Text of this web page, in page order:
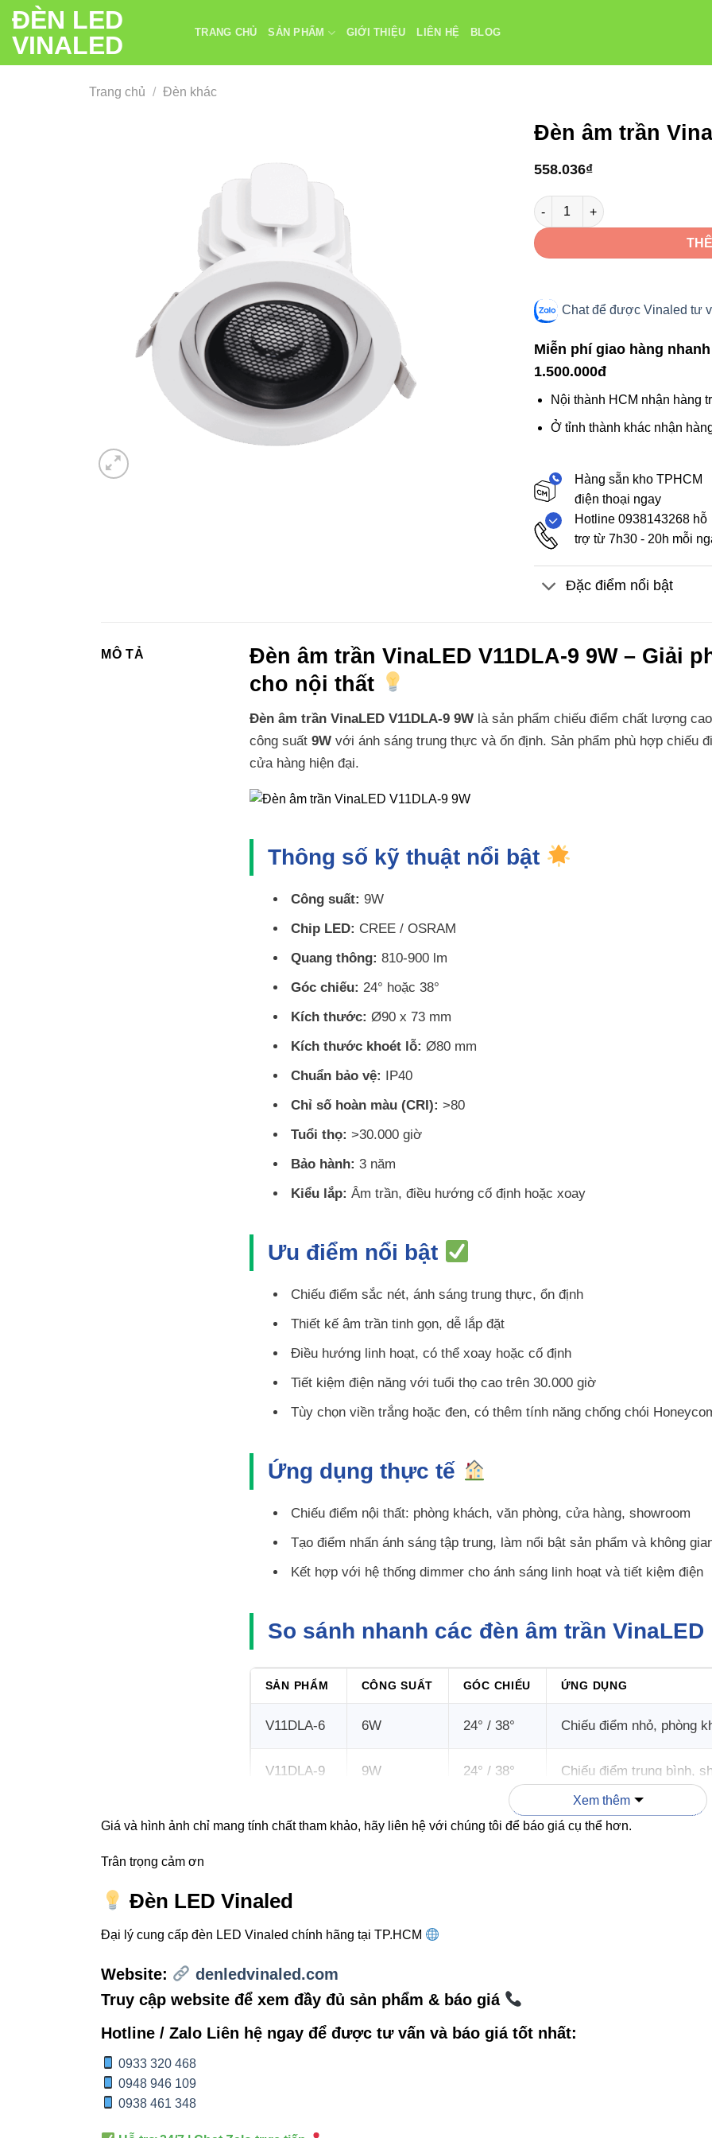
Chuyển
đến
nội
dung
ĐÈN LED
VINALED
TRANG CHỦ SẢN PHẨM GIỚI THIỆU LIÊN HỆ BLOG
Trang chủ / Đèn khác
Đèn âm trần
558.036₫
Đèn âm trần VinaLED V11DLA-9
Chat để được Vinaled tư
Miễn phí giao hàng
1.500.000đ
Nội thành HCM nhận hàng
Ở tỉnh thành khác nhận
Hàng sẵn kho TPHCM
điện thoại ngay
Hotline 0938143268 hỗ
trợ từ 7h30 - 20h mỗi
Đặc điểm nổi bật
MÔ TẢ
Đèn âm trần VinaLED V11DLA-9 9W – Giải
cho nội thất
Đèn âm trần VinaLED V11DLA-9 9Wlà sản phẩm chiếu điểm chất lượng
công suất 9Wvới ánh sáng trung thực và ổn định. Sản phẩm phù hợp chiếu
cửa hàng hiện đại.
Thông số kỹ thuật nổi bật
Công suất: 9W
Chip LED: CREE / OSRAM
Quang thông: 810-900 lm
Góc chiếu: 24° hoặc 38°
Kích thước: Ø90 x 73 mm
Kích thước khoét lỗ: Ø80 mm
Chuẩn bảo vệ: IP40
Chỉ số hoàn màu (CRI): >80
Tuổi thọ: >30.000 giờ
Bảo hành: 3 năm
Kiểu lắp: Âm trần, điều hướng cố định hoặc xoay
Ưu điểm nổi bật
Chiếu điểm sắc nét, ánh sáng trung thực, ổn định
Thiết kế âm trần tinh gọn, dễ lắp đặt
Điều hướng linh hoạt, có thể xoay hoặc cố định
Tiết kiệm điện năng với tuổi thọ cao trên 30.000 giờ
Tùy chọn viền trắng hoặc đen, có thêm tính năng chống chói
Ứng dụng thực tế
Chiếu điểm nội thất: phòng khách, văn phòng, cửa hàng, showroom
Tạo điểm nhấn ánh sáng tập trung, làm nổi bật sản phẩm và không
Kết hợp với hệ thống dimmer cho ánh sáng linh hoạt và tiết kiệm điện
So sánh nhanh các đèn âm trần VinaLED
SẢN PHẨM CÔNG SUẤT GÓC CHIẾU ỨNG DỤNG
V11DLA-6 6W 24° / 38° Chiếu điểm nhỏ, phòng
V11DLA-9 9W 24° / 38° Chiếu điểm trung bình,
V11DLA-12 24° / 38° Chiếu điểm mạnh, văn
Internal links hữu ích
Đèn led âm trần Vinaled
Đèn led Bulb Vinaled
Xem thêm
Giá và hình ảnh chỉ mang tính chất tham khảo, hãy liên hệ với chúng tôi để báo giá cụ thể hơn.
Trân trọng cảm ơn
Đèn LED Vinaled
Đại lý cung cấp đèn LED Vinaled chính hãng tại TP.HCM
Website:
denledvinaled.com
Truy cập website để xem đầy đủ sản phẩm & báo giá
Hotline / Zalo Liên hệ ngay để được tư vấn và báo giá tốt nhất:
0933 320 468
0948 946 109
0938 461 348